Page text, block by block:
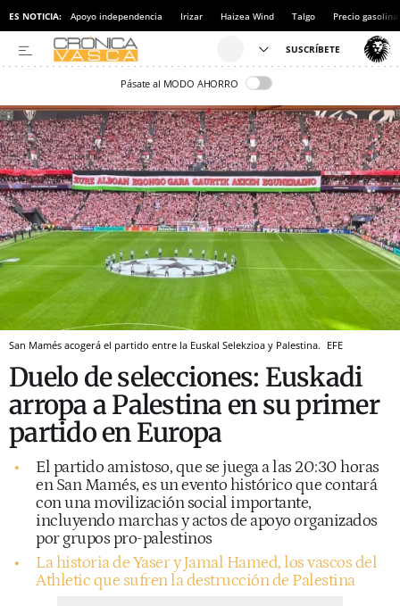
ES NOTICIA: Apoyo independencia Irizar Haizea Wind Talgo Precio gasolina
Pásate al MODO AHORRO
San Mamés acogerá el partido entre la Euskal Selekzioa y Palestina. EFE
Duelo de selecciones: Euskadi
arropa a Palestina en su primer
partido en Europa
El partido amistoso, que se juega a las 20:30 horas
en San Mamés, es un evento histórico que contará
con una movilización social importante,
incluyendo marchas y actos de apoyo organizados
por grupos pro-palestinos
La historia de Yaser y Jamal Hamed, los vascos del
Athletic que sufren la destrucción de Palestina